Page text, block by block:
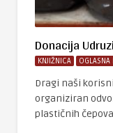
Donacija
KNJIŽNICA OGLASNA
Dragi naši
organiziran
plastičnih